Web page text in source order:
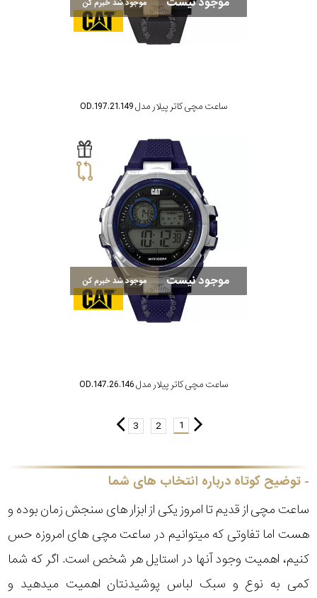
موجود شد خبرم کن
ساعت مچی کاتر پیلار مدل OD.197.21.149
موجود نیست موجود شد خبرم کن
ساعت مچی کاتر پیلار مدل OD.147.26.146
1
2
3
توضیح کوتاه درباره انتخاب های شما
ساعت مچی از قدیم تا امروز یکی از ابزار های سنجش زمان بوده و
هست اما تفاوتی که میتوانیم در ساعت مچی های امروزه حس
کنیم، اهمیت وجود آنها در استایل هر شخص است. اگر که شما
کمی به نوع و سبک لباس پوشیدنتان اهمیت میدهید و